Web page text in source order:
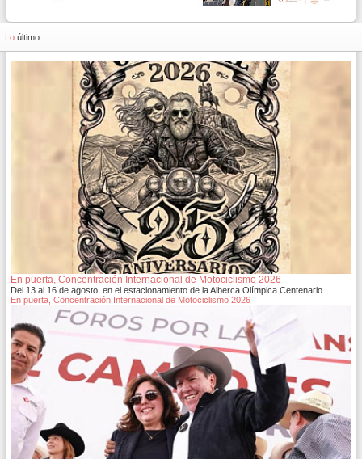
Lo último
En puerta, Concentración Internacional de Motociclismo 2026
Del 13 al 16 de agosto, en el estacionamiento de la Alberca Olímpica Centenario
En puerta, Concentración Internacional de Motociclismo 2026